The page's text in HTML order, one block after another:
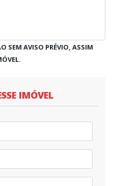
SEM AVISO PRÉVIO, ASSIM
IMÓVEL